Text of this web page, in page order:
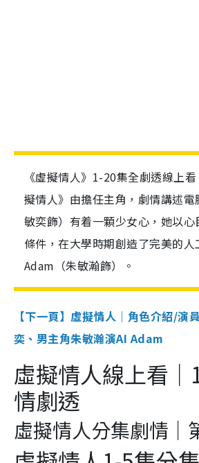
《虛擬情人》1-20集全劇透線上
擬情人》由擔任主角，劇情講述電
敏奕飾）有着一顆少女心，她以心
條件，在大學時期創造了完美的人
Adam（朱敏瀚飾）。
【下一頁】虛擬情人｜角色介紹/演
奕、男主角朱敏瀚演AI Adam
虛擬情人線上看｜
情劇透
虛擬情人分集劇情｜